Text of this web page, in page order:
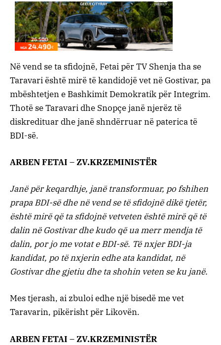
Në vend se ta sfidojnë, Fetai për TV Shenja tha se
Taravari është mirë të kandidojë vet në Gostivar, pa
mbështetjen e Bashkimit Demokratik për Integrim.
Thotë se Taravari dhe Snopçe janë njerëz të
diskredituar dhe janë shndërruar në paterica të
BDI-së.
ARBEN FETAI – ZV.KRZEMINISTËR
Janë për keqardhje, janë transformuar, po fshihen
prapa BDI-së dhe në vend se të sfidojnë dikë tjetër,
është mirë që ta sfidojnë vetveten është mirë që të
dalin në Gostivar dhe kudo që ua merr mendja të
dalin, por jo me votat e BDI-së. Të nxjer BDI-ja
kandidat, po të nxjerin edhe ata kandidat, në
Gostivar dhe gjetiu dhe ta shohin veten se ku janë.
Mes tjerash, ai zbuloi edhe një bisedë me vet
Taravarin, pikërisht për Likovën.
ARBEN FETAI – ZV.KRZEMINISTËR